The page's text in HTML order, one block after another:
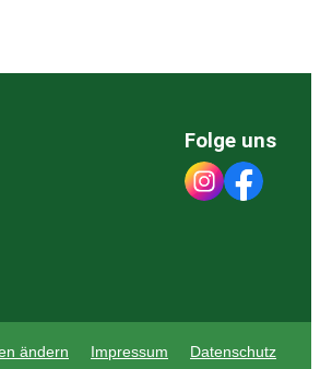
Folge uns
ändern Impressum Datenschutz